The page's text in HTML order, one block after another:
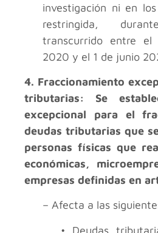
investigación ni en
restringida,
transcurrido entre
2020 y el 1 de junio
4. Fraccionamiento
tributarias: Se
excepcional para el
deudas tributarias que
personas físicas que
económicas,
empresas definidas en
– Afecta a las
• Deudas